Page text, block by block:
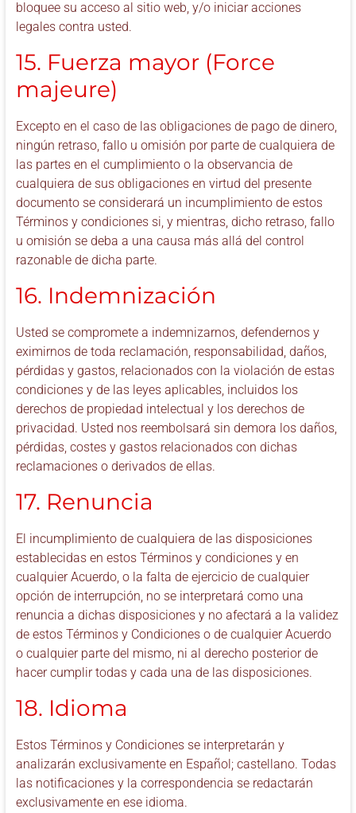
bloquee su acceso al sitio web, y/o iniciar acciones
legales contra usted.
15. Fuerza mayor (Force
majeure)
Excepto en el caso de las obligaciones de pago de dinero,
ningún retraso, fallo u omisión por parte de cualquiera de
las partes en el cumplimiento o la observancia de
cualquiera de sus obligaciones en virtud del presente
documento se considerará un incumplimiento de estos
Términos y condiciones si, y mientras, dicho retraso, fallo
u omisión se deba a una causa más allá del control
razonable de dicha parte.
16. Indemnización
Usted se compromete a indemnizarnos, defendernos y
eximirnos de toda reclamación, responsabilidad, daños,
pérdidas y gastos, relacionados con la violación de estas
condiciones y de las leyes aplicables, incluidos los
derechos de propiedad intelectual y los derechos de
privacidad. Usted nos reembolsará sin demora los daños,
pérdidas, costes y gastos relacionados con dichas
reclamaciones o derivados de ellas.
17. Renuncia
El incumplimiento de cualquiera de las disposiciones
establecidas en estos Términos y condiciones y en
cualquier Acuerdo, o la falta de ejercicio de cualquier
opción de interrupción, no se interpretará como una
renuncia a dichas disposiciones y no afectará a la validez
de estos Términos y Condiciones o de cualquier Acuerdo
o cualquier parte del mismo, ni al derecho posterior de
hacer cumplir todas y cada una de las disposiciones.
18. Idioma
Estos Términos y Condiciones se interpretarán y
analizarán exclusivamente en Español; castellano. Todas
las notificaciones y la correspondencia se redactarán
exclusivamente en ese idioma.